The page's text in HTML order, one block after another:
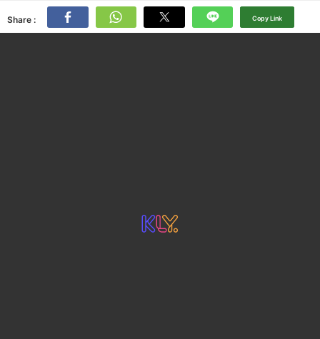
Share : Copy Link